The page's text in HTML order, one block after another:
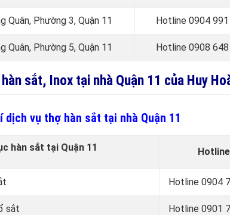
Quân, Phường 3, Quận 11 Hotline 0904
Phường 5, Quận 11 Hotline 0908
sắt, Inox tại nhà Quận 11 của Huy
vụ thợ hàn sắt tại nhà Quận 11
hàn sắt tại Quận 11 Hotline
Hotline 0904
sắt Hotline 0901